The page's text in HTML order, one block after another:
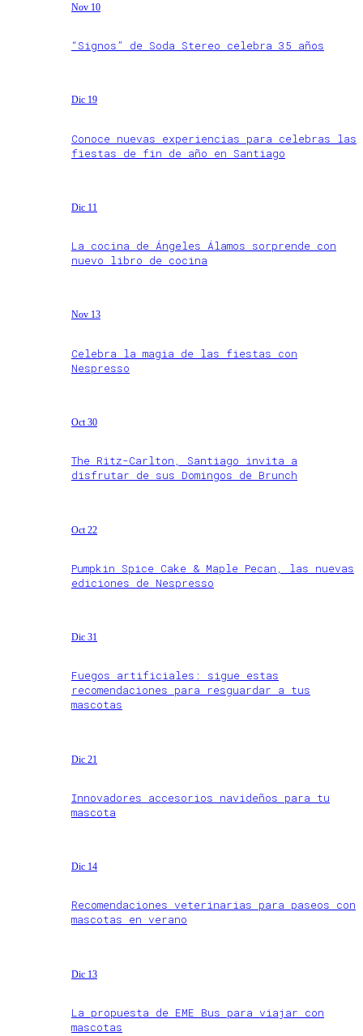
Nov 10
“Signos” de Soda Stereo celebra 35 años
Dic 19
Conoce nuevas experiencias para celebras las
fiestas de fin de año en Santiago
Dic 11
La cocina de Ángeles Álamos sorprende con
nuevo libro de cocina
Nov 13
Celebra la magia de las fiestas con
Nespresso
Oct 30
The Ritz-Carlton, Santiago invita a
disfrutar de sus Domingos de Brunch
Oct 22
Pumpkin Spice Cake & Maple Pecan, las nuevas
ediciones de Nespresso
Dic 31
Fuegos artificiales: sigue estas
recomendaciones para resguardar a tus
mascotas
Dic 21
Innovadores accesorios navideños para tu
mascota
Dic 14
Recomendaciones veterinarias para paseos con
mascotas en verano
Dic 13
La propuesta de EME Bus para viajar con
mascotas